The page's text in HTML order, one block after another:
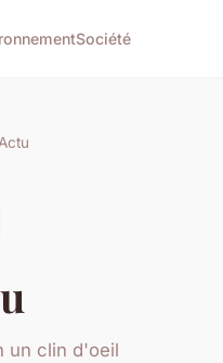
Société
un clin d'oeil